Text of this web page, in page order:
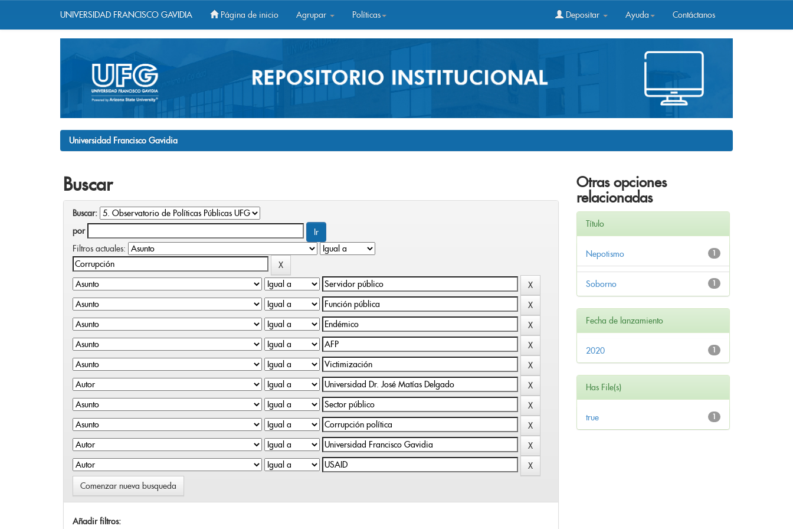
UNIVERSIDAD FRANCISCO GAVIDIA Página de inicio Agrupar Políticas Depositar Ayuda Contáctanos
Universidad Francisco Gavidia
Buscar
Buscar:
por
Filtros actuales:
Comenzar nueva busqueda
Añadir filtros:
Otras opciones
relacionadas
Título
1
Nepotismo
1
Soborno
Fecha de lanzamiento
1
2020
Has File(s)
1
true